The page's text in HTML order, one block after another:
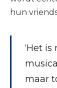
hun
‘Het
maar